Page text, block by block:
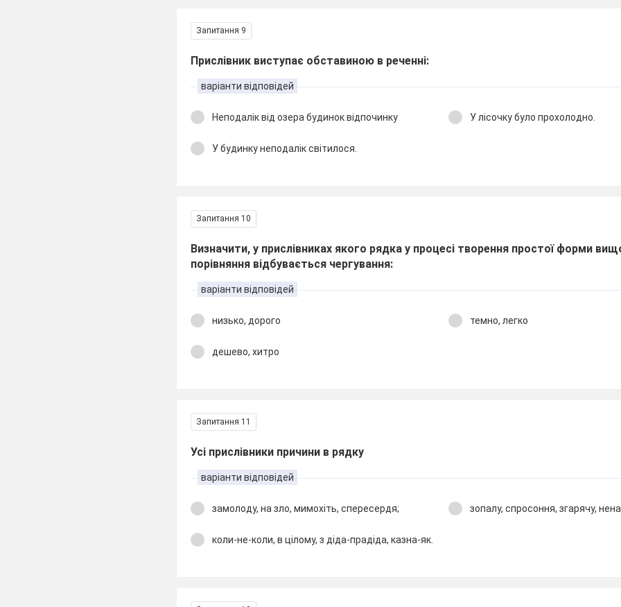
Запитання 9
Прислівник виступає обставиною в реченні:
варіанти відповідей
Неподалік від озера будинок відпочинку У лісочку було прохолодно.
У будинку неподалік світилося.
Запитання 10
Визначити, у прислівниках якого рядка у процесі творення простої форми
порівняння відбувається чергування:
варіанти відповідей
низько, дорого темно, легко
дешево, хитро
Запитання 11
Усі прислівники причини в рядку
варіанти відповідей
замолоду, на зло, мимохіть, спересердя; зопалу, спросоння, згарячу,
коли-не-коли, в цілому, з діда-прадіда, казна-як.